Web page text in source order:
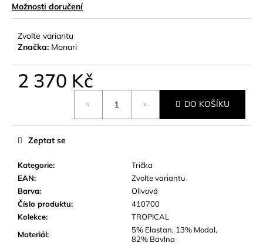
Možnosti doručení
Zvolte variantu
Značka: Monari
2 370 Kč
DO KOŠÍKU
Kategorie:
Trička
EAN:
Zvolte variantu
Barva:
Olivová
Číslo produktu:
410700
Kolekce:
TROPICAL
Materiál:
5% Elastan, 13% Modal,
82% Bavlna
Zeptat se
u
j
e
m
e